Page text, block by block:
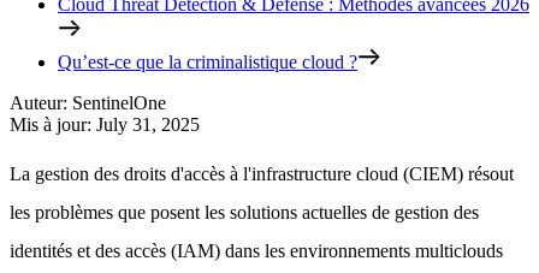
Qu’est-ce que la criminalistique cloud ?
Auteur: SentinelOne
Mis à jour: July 31, 2025
La gestion des droits d'accès à l'infrastructure cloud (CIEM) résout
les problèmes que posent les solutions actuelles de gestion des
identités et des accès (IAM) dans les environnements multiclouds